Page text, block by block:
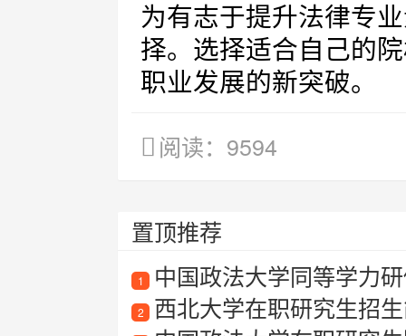
为有志于提升法律专
择。选择适合自己的
职业发展的新突破。
阅读：9594
置顶推荐
1 中国政法大学同等学力
2 西北大学在职研究生招